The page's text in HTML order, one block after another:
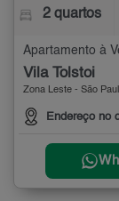
2 quartos
Apartamento à
Vila Tolstoi
Zona Leste - São
Endereço no